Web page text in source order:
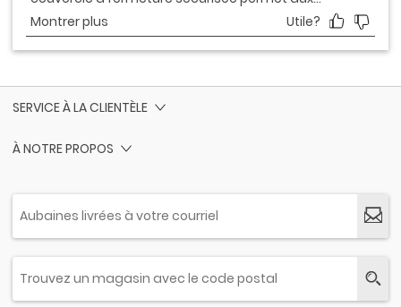
SERVICE À LA CLIENTÈLE
À NOTRE PROPOS